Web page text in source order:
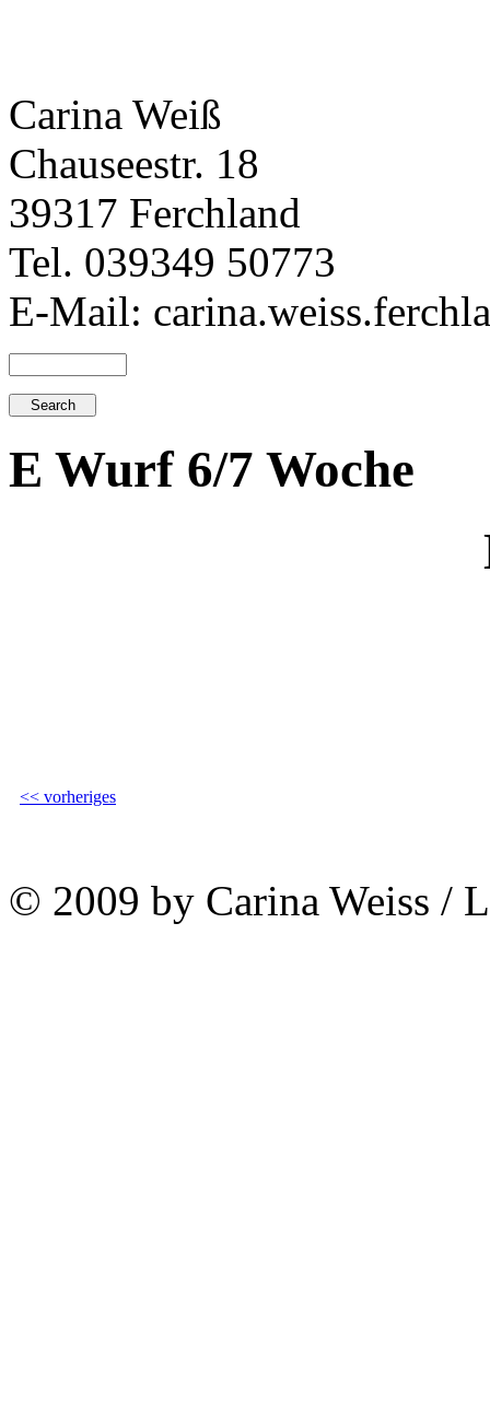
Carina Weiß
Chauseestr. 18
39317 Ferchland
Tel. 039349 50773
E-Mail:
E Wurf 6/7 Woche
<< vorheriges
© 2009 by Carina Weiss /